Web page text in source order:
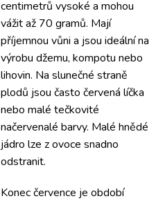
centimetrů vysoké a mohou
vážit až 70 gramů. Mají
příjemnou vůni a jsou ideální na
výrobu džemu, kompotu nebo
lihovin. Na slunečné straně
plodů jsou často červená líčka
nebo malé tečkovité
načervenalé barvy. Malé hnědé
jádro lze z ovoce snadno
odstranit.
Konec července je období